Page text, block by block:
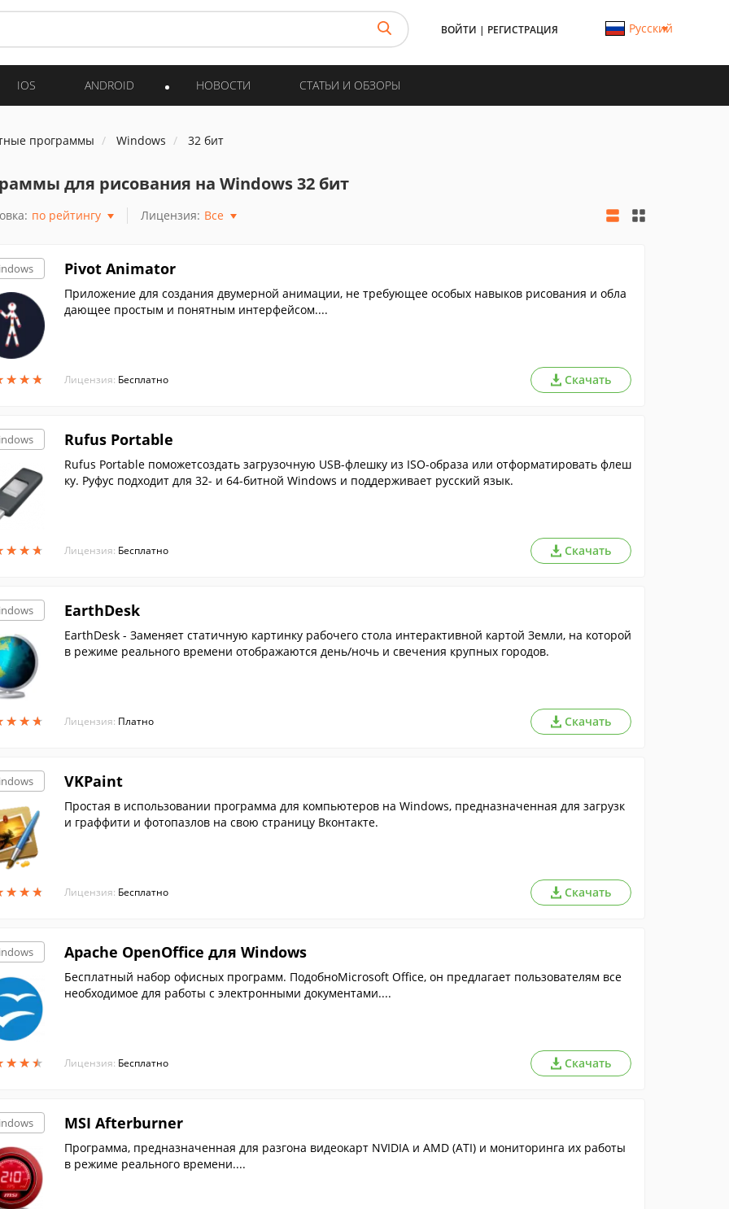
ВОЙТИ | РЕГИСТРАЦИЯ Русский
IOS ANDROID НОВОСТИ СТАТЬИ И ОБЗОРЫ
программы Windows 32 бит
для рисования на Windows 32 бит
по рейтингу Лицензия: Все
★★★
★★★
Pivot Animator
Приложение для создания двумерной анимации, не требующее особых навыков рисования и обла
дающее простым и понятным интерфейсом....
Лицензия: Бесплатно Скачать
★★★
★★★
Rufus Portable
Rufus Portable поможетсоздать загрузочную USB-флешку из ISO-образа или отформатировать флеш
ку. Руфус подходит для 32- и 64-битной Windows и поддерживает русский язык.
Лицензия: Бесплатно Скачать
★★★
★★★
EarthDesk
EarthDesk - Заменяет статичную картинку рабочего стола интерактивной картой Земли, на которой
в режиме реального времени отображаются день/ночь и свечения крупных городов.
Лицензия: Платно Скачать
★★★
★★★
VKPaint
Простая в использовании программа для компьютеров на Windows, предназначенная для загрузк
и граффити и фотопазлов на свою страницу Вконтакте.
Лицензия: Бесплатно Скачать
★★★
★★★
Apache OpenOffice для Windows
Бесплатный набор офисных программ. ПодобноMicrosoft Office, он предлагает пользователям все
необходимое для работы с электронными документами....
Лицензия: Бесплатно Скачать
MSI Afterburner
Программа, предназначенная для разгона видеокарт NVIDIA и AMD (ATI) и мониторинга их работы
в режиме реального времени....